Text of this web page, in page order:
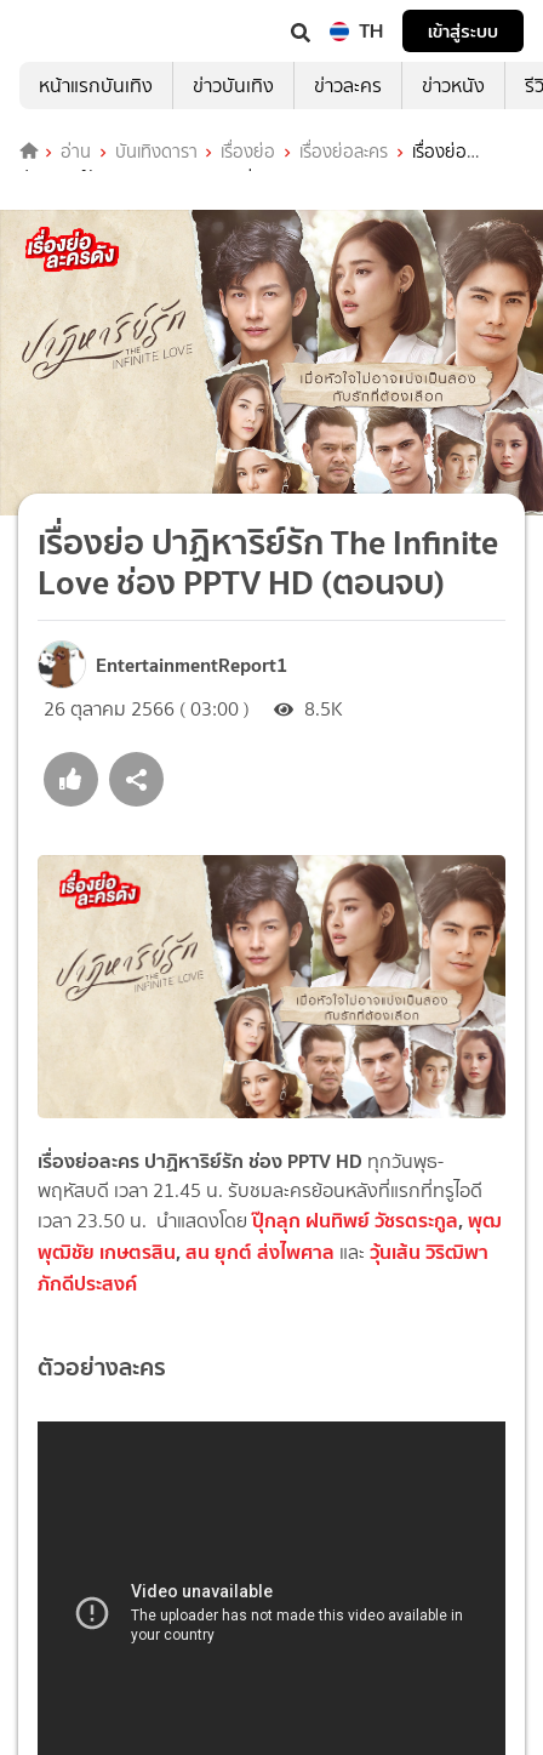
TH
เข้าสู่ระบบ
หน้าแรกบันเทิง
ข่าวบันเทิง ข่าวละคร ข่าวหนัง รี
อ่าน บันเทิงดารา เรื่องย่อ เรื่องย่อละคร
เรื่องย่อ
ปาฏิหาริย์รัก The Infinite Love ช่อง PPTV HD (ตอนจบ)
เรื่องย่อ ปาฏิหาริย์รัก The Infinite
Love ช่อง PPTV HD (ตอนจบ)
EntertainmentReport1
26 ตุลาคม 2566 ( 03:00 ) 8.5K
เรื่องย่อละคร ปาฏิหาริย์รัก ช่อง PPTV HD ทุกวันพุธ-
พฤหัสบดี เวลา 21.45 น. รับชมละครย้อนหลังที่แรกที่ทรูไอดี
เวลา 23.50 น. นำแสดงโดยปุ๊กลุก ฝนทิพย์ วัชรตระกูล,พุฒ
พุฒิชัย เกษตรสิน,สน ยุกต์ ส่งไพศาล และ วุ้นเส้น วิริฒิพา
ภักดีประสงค์
ตัวอย่างละคร